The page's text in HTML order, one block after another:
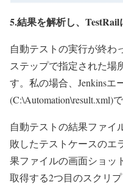
5.結果を解析し、TestRail
自動テストの実行が終わ
ステップで指定された場
す。私の場合、Jenkinsエ
(C:\Automation\result.xml)で
自動テストの結果ファイ
敗したテストケースのエ
果ファイルの画面ショッ
取得する2つ目のスクリ